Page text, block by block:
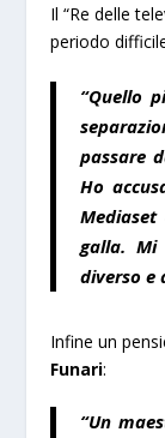
Il “Re delle
periodo
“Quello
passare
Ho
galla.
diverso e
Infine un
Funari:
“Un